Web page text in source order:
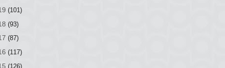
(101)
(93)
(87)
(117)
(126)